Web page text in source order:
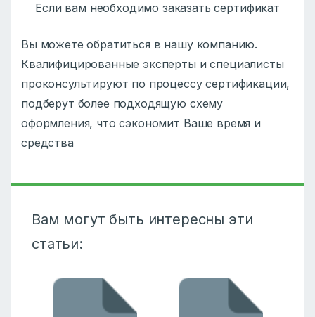
Если вам необходимо заказать сертификат
Вы можете обратиться в нашу компанию.
Квалифицированные эксперты и специалисты
проконсультируют по процессу сертификации,
подберут более подходящую схему
оформления, что сэкономит Ваше время и
средства
Вам могут быть интересны эти
статьи: